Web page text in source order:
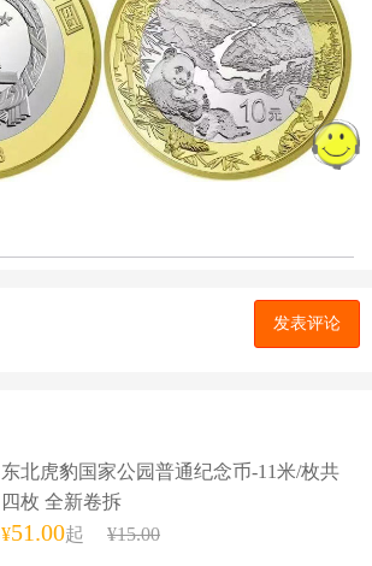
发表评论
东北虎豹国家公园普通纪念币-11米/枚共
四枚 全新卷拆
¥51.00起 ¥15.00